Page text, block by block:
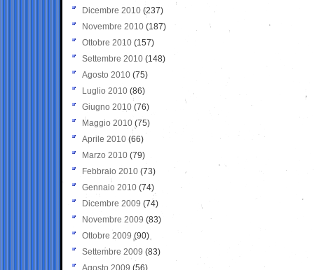
Dicembre 2010 (237)
Novembre 2010 (187)
Ottobre 2010 (157)
Settembre 2010 (148)
Agosto 2010 (75)
Luglio 2010 (86)
Giugno 2010 (76)
Maggio 2010 (75)
Aprile 2010 (66)
Marzo 2010 (79)
Febbraio 2010 (73)
Gennaio 2010 (74)
Dicembre 2009 (74)
Novembre 2009 (83)
Ottobre 2009 (90)
Settembre 2009 (83)
Agosto 2009 (56)